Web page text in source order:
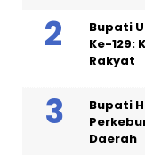
Bupati
Ke-129:
Rakyat
Bupati
Daerah